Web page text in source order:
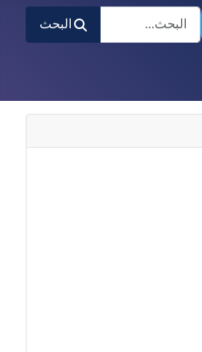
البحث
البحث